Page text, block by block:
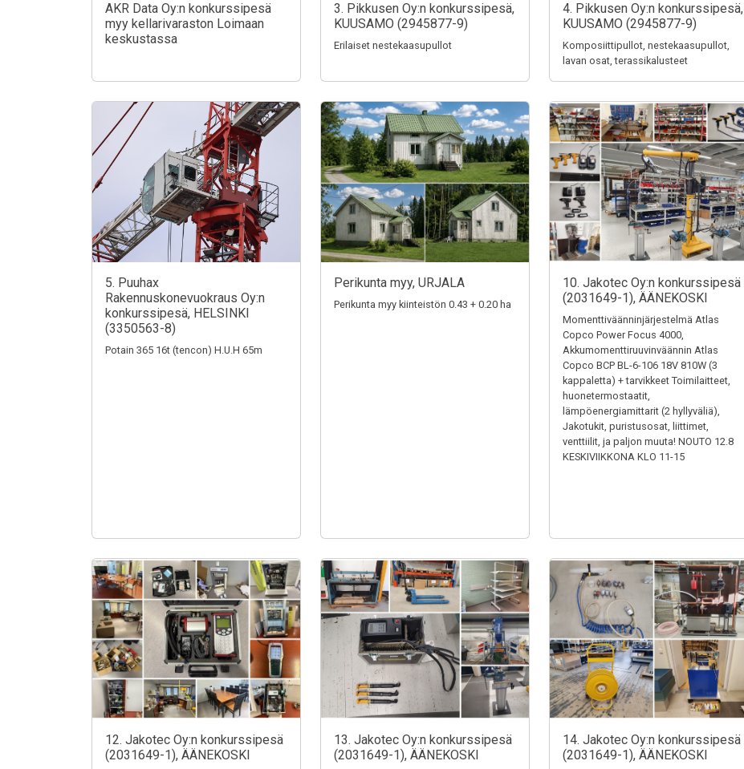
AKR Data Oy:n konkurssipesä
myy kellarivaraston Loimaan
keskustassa
3. Pikkusen Oy:n konkurssipesä,
KUUSAMO (2945877-9)
Erilaiset nestekaasupullot
4. Pikkusen Oy:n konkurssipesä,
KUUSAMO (2945877-9)
Komposiittipullot, nestekaasupullot,
lavan osat, terassikalusteet
5. Puuhax
Rakennuskonevuokraus Oy:n
konkurssipesä, HELSINKI
(3350563-8)
Potain 365 16t (tencon) H.U.H 65m
Perikunta myy, URJALA
Perikunta myy kiinteistön 0.43 + 0.20 ha
10. Jakotec Oy:n konkurssipesä
(2031649-1), ÄÄNEKOSKI
Momenttiväänninjärjestelmä Atlas
Copco Power Focus 4000,
Akkumomenttiruuvinväännin Atlas
Copco BCP BL-6-106 18V 810W (3
kappaletta) + tarvikkeet Toimilaitteet,
huonetermostaatit,
lämpöenergiamittarit (2 hyllyväliä),
Jakotukit, puristusosat, liittimet,
venttiilit, ja paljon muuta! NOUTO 12.8
KESKIVIIKKONA KLO 11-15
12. Jakotec Oy:n konkurssipesä
(2031649-1), ÄÄNEKOSKI
13. Jakotec Oy:n konkurssipesä
(2031649-1), ÄÄNEKOSKI
14. Jakotec Oy:n konkurssipesä
(2031649-1), ÄÄNEKOSKI